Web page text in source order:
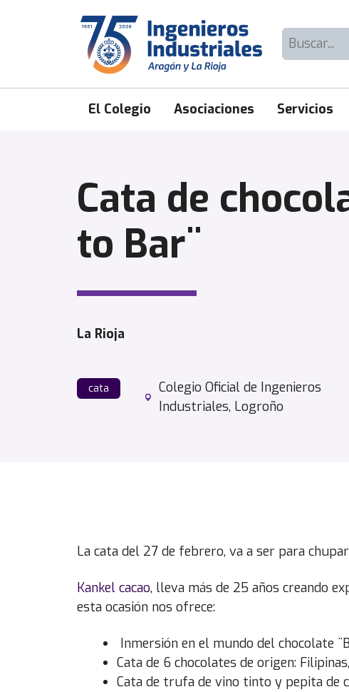
Buscar:
El Colegio Asociaciones Servicios
Cata de
to Bar¨
La Rioja
cata
Colegio Oficial de Ingenieros
Industriales, Logroño
La cata del 27 de febrero, va a ser para
Kankel cacao, lleva más de 25 años creando
esta ocasión nos ofrece:
Inmersión en el mundo del chocolate
Cata de 6 chocolates de origen:
Cata de trufa de vino tinto y pepita de